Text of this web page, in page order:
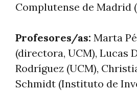
Complutense de Madrid
Profesores/as: Marta
(directora, UCM), Lucas
Rodríguez (UCM),
Schmidt (Instituto de